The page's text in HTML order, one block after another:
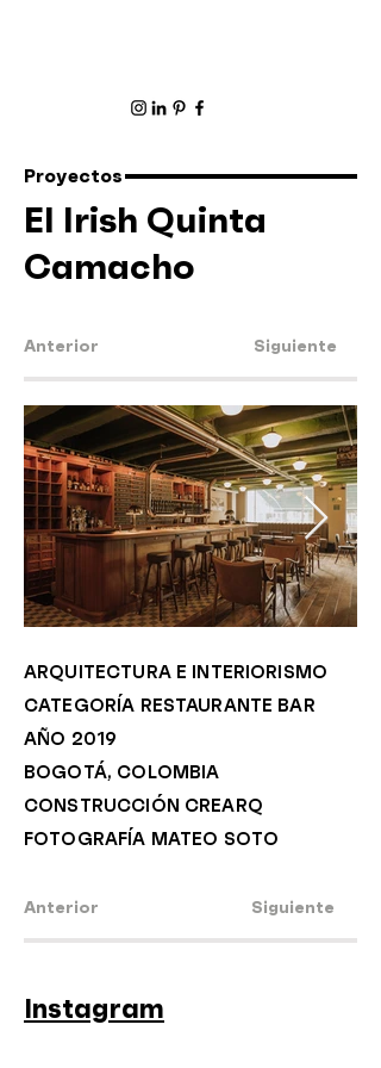
Proyectos
El Irish Quinta
Camacho
Anterior Siguiente
ARQUITECTURA E INTERIORISMO
CATEGORÍA RESTAURANTE BAR
AÑO 2019
BOGOTÁ, COLOMBIA
CONSTRUCCIÓN CREARQ
FOTOGRAFÍA MATEO SOTO
Anterior Siguiente
Instagram